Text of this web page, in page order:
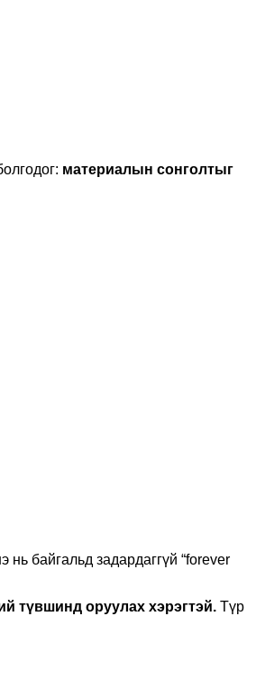
материалын сонголтыг
байгальд задардаггүй “forever
түвшинд оруулах хэрэгтэй. Түр